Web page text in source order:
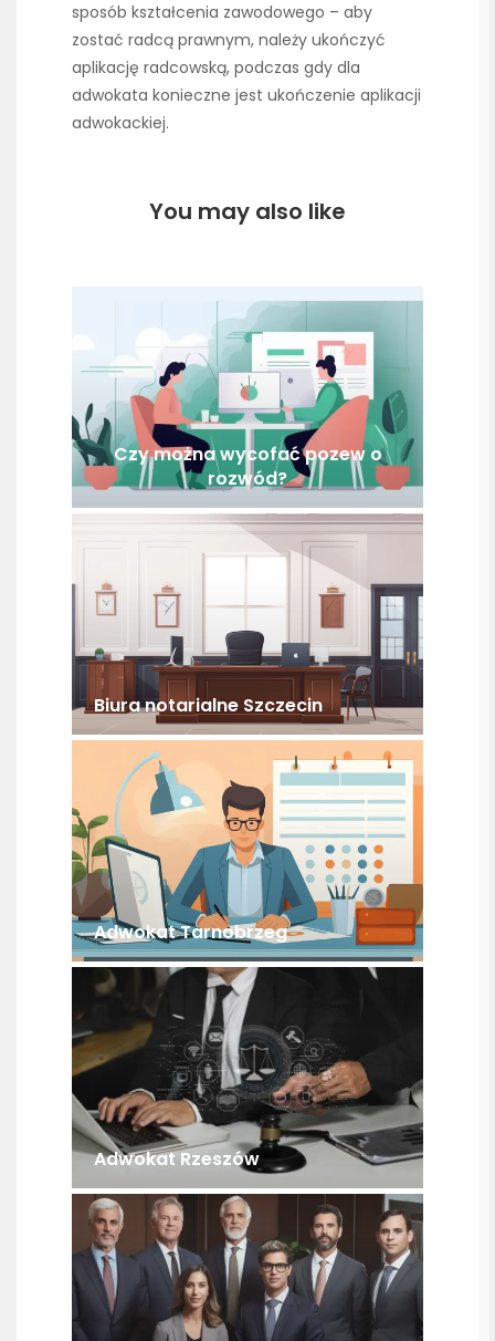
sposób kształcenia zawodowego – aby
zostać radcą prawnym, należy ukończyć
aplikację radcowską, podczas gdy dla
adwokata konieczne jest ukończenie aplikacji
adwokackiej.
You may also like
Czy można wycofać pozew o
rozwód?
Biura notarialne Szczecin
Adwokat Tarnobrzeg
Adwokat Rzeszów